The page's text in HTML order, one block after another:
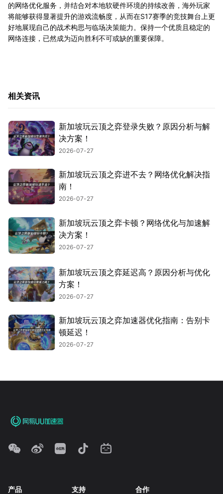
的网络优化服务，并结合对本地软硬件环境的持续改善，海外玩家
将能够获得显著提升的游戏流畅度，从而在S17赛季的竞技舞台上更
好地展现自己的战术构思与临场决策能力。保持一个优质且稳定的
网络连接，已然成为迈向胜利不可或缺的重要保障。
相关资讯
新加坡玩云顶之弈登录失败？原因分析与解
决方案！
2026-07-27
新加坡玩云顶之弈进不去？网络优化解决指
南！
2026-07-27
新加坡玩云顶之弈卡顿？网络优化与加速解
决方案！
2026-07-27
新加坡玩云顶之弈延迟高？原因分析与优化
方案！
2026-07-27
新加坡玩云顶之弈加速器优化指南：告别卡
顿延迟！
2026-07-27
产品 支持 合作